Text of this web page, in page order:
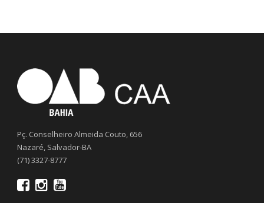
Pç. Conselheiro Almeida Couto, 656
Nazaré, Salvador-BA
(71) 3327-8777